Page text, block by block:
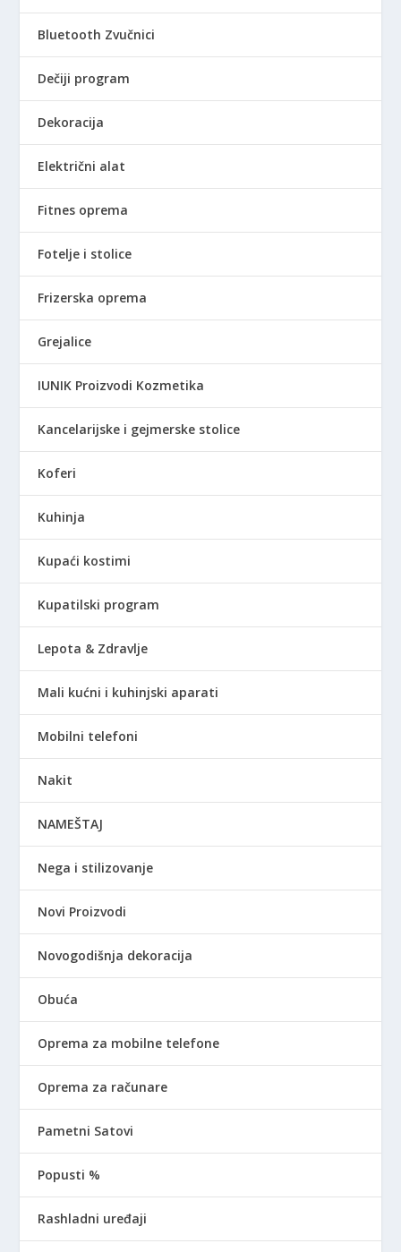
Bluetooth Zvučnici
Dečiji program
Dekoracija
Električni alat
Fitnes oprema
Fotelje i stolice
Frizerska oprema
Grejalice
IUNIK Proizvodi Kozmetika
Kancelarijske i gejmerske stolice
Koferi
Kuhinja
Kupaći kostimi
Kupatilski program
Lepota & Zdravlje
Mali kućni i kuhinjski aparati
Mobilni telefoni
Nakit
NAMEŠTAJ
Nega i stilizovanje
Novi Proizvodi
Novogodišnja dekoracija
Obuća
Oprema za mobilne telefone
Oprema za računare
Pametni Satovi
Popusti %
Rashladni uređaji